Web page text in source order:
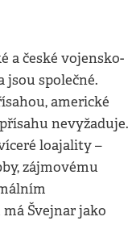
a české vojensko-
jsou společné.
americké
nevyžaduje.
loajality –
zájmovému
Švejnar jako